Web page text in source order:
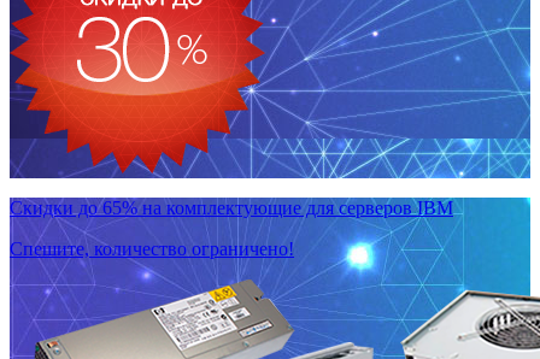
Скидки до 65% на комплектующие для серверов IBM
Спешите, количество ограничено!